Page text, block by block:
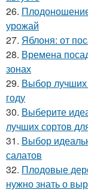
26.
урожай
27. Яблоня: от
28. Времена
зонах
29. Выбор лучших
году
30. Выберите
лучших сортов
31. Выбор
салатов
32. Плодовые
нужно знать о